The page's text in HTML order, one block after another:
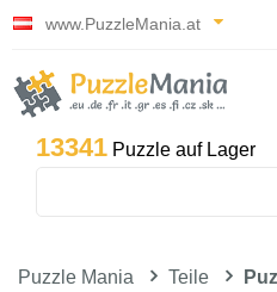
www.PuzzleMania.at
13341 Puzzle auf Lager
Puzzle Mania Teile